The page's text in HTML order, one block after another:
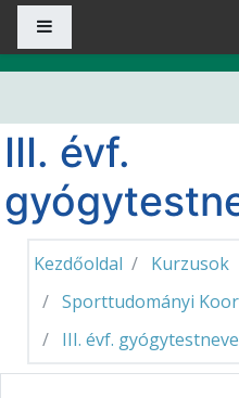
Tovább a fő tartalomhoz
III. évf.
Kezdőoldal
Kurzusok
Sporttudományi
III. évf.